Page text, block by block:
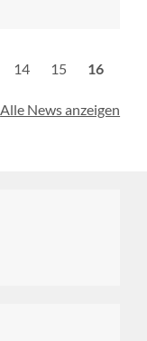
Seite
14 Seite
15
Aktuelle
16
Alle News anzeigen